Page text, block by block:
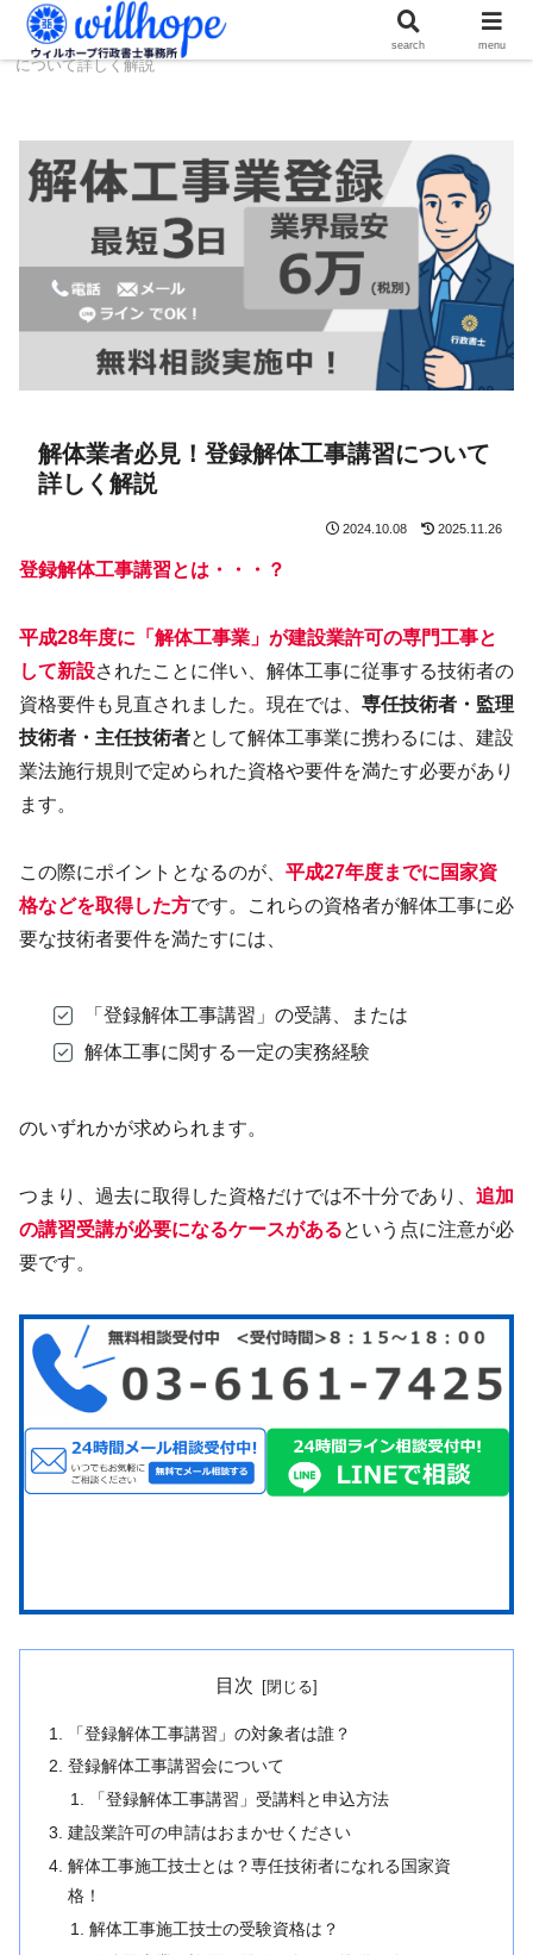
ホーム 建設コラム
解体業者必見！登録解体工事講習
について詳しく解説
解体業者必見！登録解体工事講習について
詳しく解説
2024.10.08 2025.11.26
登録解体工事講習とは・・・？
平成28年度に「解体工事業」が建設業許可の専門工事と
して新設されたことに伴い、解体工事に従事する技術者の
資格要件も見直されました。現在では、 専任技術者・監理
技術者・主任技術者として解体工事業に携わるには、建設
業法施行規則で定められた資格や要件を満たす必要があり
ます。
この際にポイントとなるのが、 平成27年度までに国家資
格などを取得した方です。これらの資格者が解体工事に必
要な技術者要件を満たすには、
「登録解体工事講習」の受講、または
解体工事に関する一定の実務経験
のいずれかが求められます。
つまり、過去に取得した資格だけでは不十分であり、 追加
の講習受講が必要になるケースがあるという点に注意が必
要です。
目次
「登録解体工事講習」の対象者は誰？
登録解体工事講習会について
「登録解体工事講習」受講料と申込方法
建設業許可の申請はおまかせください
解体工事施工技士とは？専任技術者になれる国家資
格！
解体工事施工技士の受験資格は？
search menu